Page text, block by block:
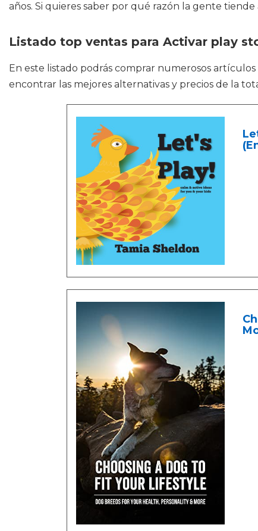
años. Si quieres saber por qué razón la gente
Listado top ventas para Activar play
En este listado podrás comprar numerosos artículos
encontrar las mejores alternativas y precios de la